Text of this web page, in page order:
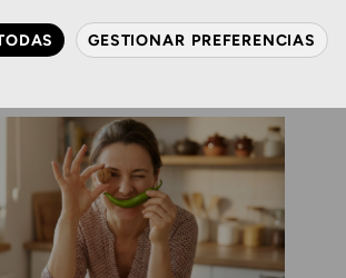
0 COMENTARIOSGESTIONAR PREFERENCIAS